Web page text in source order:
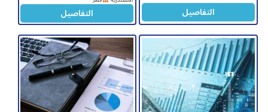
التفاصيل التفاصيل